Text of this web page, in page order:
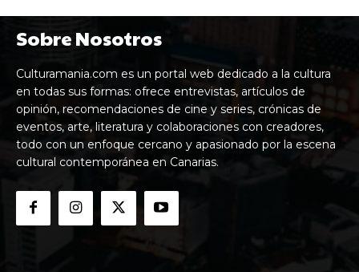
Sobre Nosotros
Culturamania.com es un portal web dedicado a la cultura
en todas sus formas: ofrece entrevistas, artículos de
opinión, recomendaciones de cine y series, crónicas de
eventos, arte, literatura y colaboraciones con creadores,
todo con un enfoque cercano y apasionado por la escena
cultural contemporánea en Canarias.